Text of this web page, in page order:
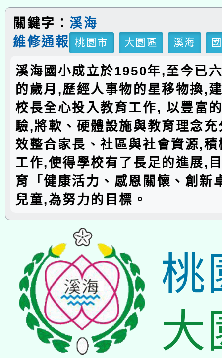
關鍵字：溪海
維修通報
桃園市 大園區 溪海
溪海國小成立於1950年,至今已
的歲月,歷經人事物的星移物換,
校長全心投入教育工作, 以豐富
驗,將軟、硬體設施與教育理念
效整合家長、社區與社會資源,
工作,使得學校有了長足的進展,
育「健康活力、感恩關懷、創新
兒童,為努力的目標。
桃
大